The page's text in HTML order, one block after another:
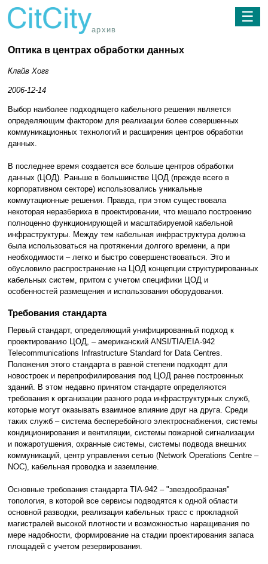
архив
☰
Оптика в центрах обработки данных
Клайв Хогг
2006-12-14
Выбор наиболее подходящего кабельного решения является
определяющим фактором для реализации более совершенных
коммуникационных технологий и расширения центров обработки
данных.
В последнее время создается все больше центров обработки
данных (ЦОД). Раньше в большинстве ЦОД (прежде всего в
корпоративном секторе) использовались уникальные
коммутационные решения. Правда, при этом существовала
некоторая неразбериха в проектировании, что мешало построению
полноценно функционирующей и масштабируемой кабельной
инфраструктуры. Между тем кабельная инфраструктура должна
была использоваться на протяжении долгого времени, а при
необходимости – легко и быстро совершенствоваться. Это и
обусловило распространение на ЦОД концепции структурированных
кабельных систем, притом с учетом специфики ЦОД и
особенностей размещения и использования оборудования.
Требования стандарта
Первый стандарт, определяющий унифицированный подход к
проектированию ЦОД, – американский ANSI/TIA/EIA-942
Telecommunications Infrastructure Standard for Data Centres.
Положения этого стандарта в равной степени подходят для
новостроек и перепрофилирования под ЦОД ранее построенных
зданий. В этом недавно принятом стандарте определяются
требования к организации разного рода инфраструктурных служб,
которые могут оказывать взаимное влияние друг на друга. Среди
таких служб – система бесперебойного электроснабжения, системы
кондиционирования и вентиляции, системы пожарной сигнализации
и пожаротушения, охранные системы, системы подвода внешних
коммуникаций, центр управления сетью (Network Operations Centre –
NOC), кабельная проводка и заземление.
Основные требования стандарта TIA-942 – "звездообразная"
топология, в которой все сервисы подводятся к одной области
основной разводки, реализация кабельных трасс с прокладкой
магистралей высокой плотности и возможностью наращивания по
мере надобности, формирование на стадии проектирования запаса
площадей с учетом резервирования.